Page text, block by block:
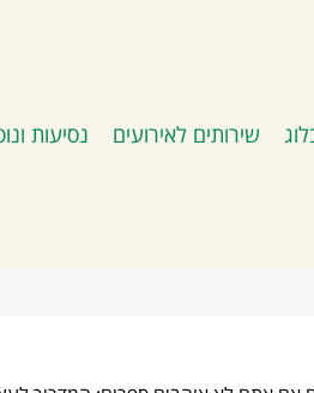
שירותים לאירועים נסיעות